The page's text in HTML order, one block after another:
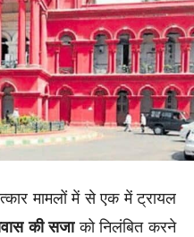
मामलों में से एक में ट्रायल
की सजाको निलंबित करने